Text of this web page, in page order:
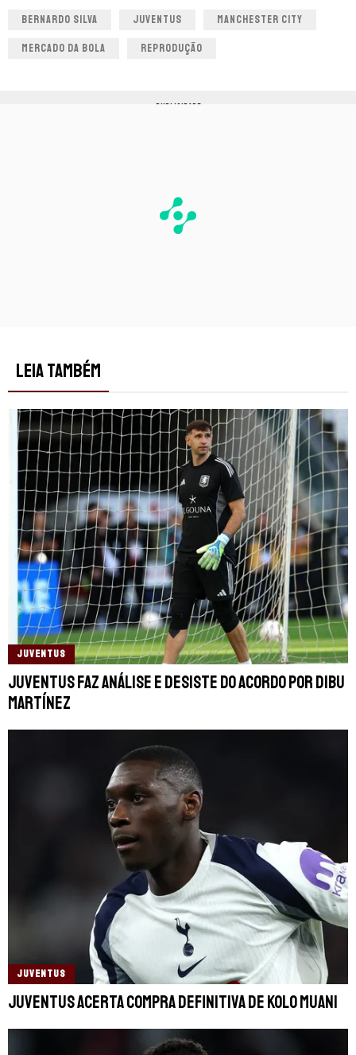
BERNARDO SILVA JUVENTUS MANCHESTER CITY
MERCADO DA BOLA REPRODUÇÃO
PUBLICIDADE
LEIA TAMBÉM
JUVENTUS
Juventus faz análise e desiste do acordo por Dibu
Martínez
JUVENTUS
Juventus acerta compra definitiva de Kolo Muani